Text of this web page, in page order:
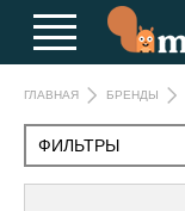
ГЛАВНАЯ БРЕНДЫ
ФИЛЬТРЫ